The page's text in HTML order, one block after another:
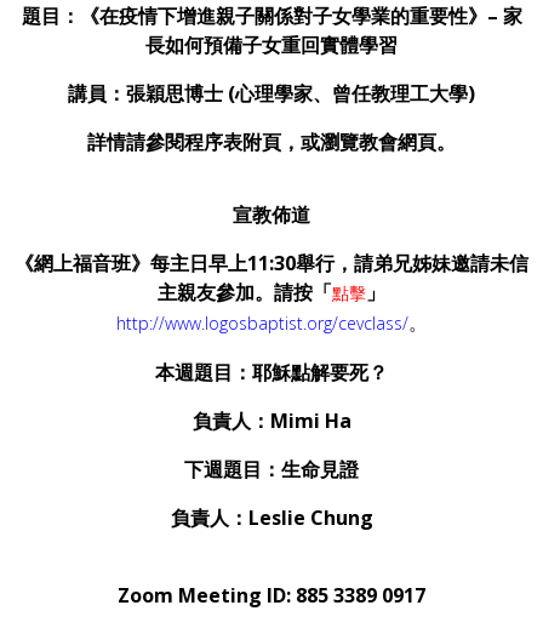
題目：《在疫情下增進親子關係對子女學業的重要性》 – 家
長如何預備子女重回實體學習
講員：張穎思博士 (心理學家、曾任教理工大學)
詳情請參閱程序表附頁，或瀏覽教會網頁。
宣教佈道
《網上福音班》每主日早上11:30舉行，請弟兄姊妹邀請未信
主親友參加。請按「點擊 」
http://www.logosbaptist.org/cevclass/。
本週題目：耶穌點解要死？
負責人：Mimi Ha
下週題目：生命見證
負責人：Leslie Chung
Zoom Meeting ID: 885 3389 0917